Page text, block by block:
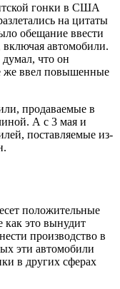
гонки в США
на цитаты
обещание ввести
автомобили.
что он
же ввел повышенные
продаваемые в
А с 3 мая и
поставляемые из-
положительные
как это вынудит
производство в
эти автомобили
в других сферах